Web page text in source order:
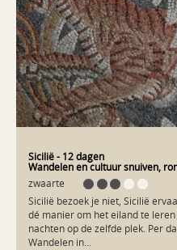
Sicilië- 12 dagen
Wandelen en cultuur snuiven,
zwaarte
Sicilië bezoek je niet, Sicilië
dé manier om het eiland te
nachten op de zelfde plek. Per
Wandelen in...